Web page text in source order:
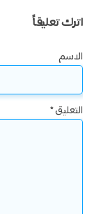
اترك تعليقاً
الاسم
التعليق*